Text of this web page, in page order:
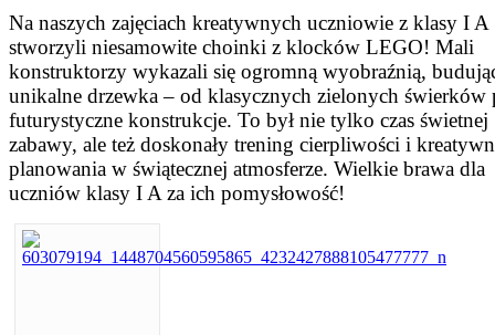
​Na naszych zajęciach kreatywnych uczniowie z klasy I A
stworzyli niesamowite choinki z klocków LEGO! ​Mali
konstruktorzy wykazali się ogromną wyobraźnią,
unikalne drzewka – od klasycznych zielonych świerków
futurystyczne konstrukcje. To był nie tylko czas świetnej
zabawy, ale też doskonały trening cierpliwości i
planowania w świątecznej atmosferze. ​Wielkie brawa dla
uczniów klasy I A za ich pomysłowość!